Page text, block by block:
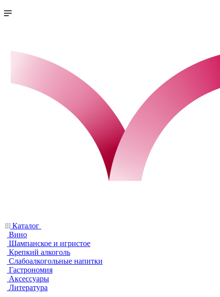
Каталог
Вино
Шампанское и игристое
Крепкий алкоголь
Слабоалкогольные напитки
Гастрономия
Аксессуары
Литература